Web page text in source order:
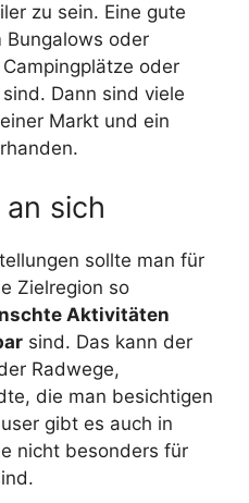
zu sein. Eine gute
oder
oder
Dann sind viele
Markt und ein
sich
sollte man für
Zielregion so
Aktivitäten
sind. Das kann der
Radwege,
die man besichtigen
gibt es auch in
nicht besonders für